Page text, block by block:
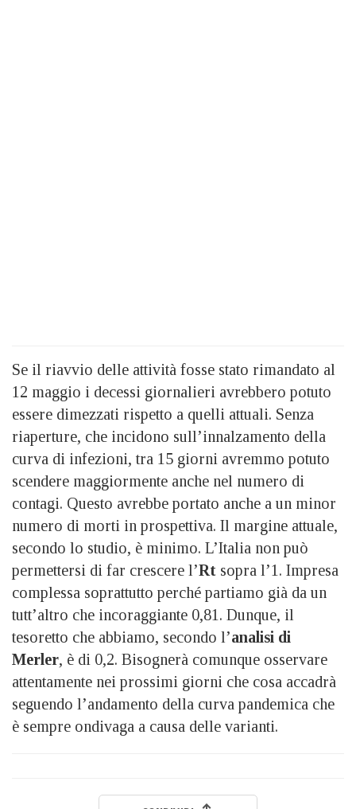
Se il riavvio delle attività fosse stato rimandato al
12 maggio i decessi giornalieri avrebbero potuto
essere dimezzati rispetto a quelli attuali. Senza
riaperture, che incidono sull’innalzamento della
curva di infezioni, tra 15 giorni avremmo potuto
scendere maggiormente anche nel numero di
contagi. Questo avrebbe portato anche a un minor
numero di morti in prospettiva. Il margine attuale,
secondo lo studio, è minimo. L’Italia non può
permettersi di far crescere l’Rt sopra l’1. Impresa
complessa soprattutto perché partiamo già da un
tutt’altro che incoraggiante 0,81. Dunque, il
tesoretto che abbiamo, secondo l’analisi di
Merler, è di 0,2. Bisognerà comunque osservare
attentamente nei prossimi giorni che cosa accadrà
seguendo l’andamento della curva pandemica che
è sempre ondivaga a causa delle varianti.